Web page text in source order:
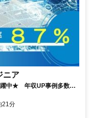
ニア
中★ 年収UP事例多数！
21分